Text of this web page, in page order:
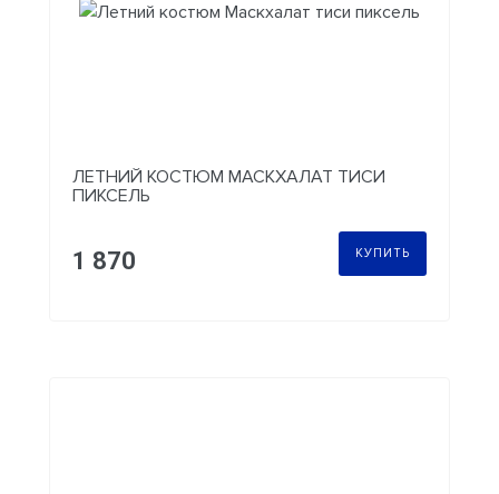
ЛЕТНИЙ КОСТЮМ МАСКХАЛАТ ТИСИ
ПИКСЕЛЬ
1 870 КУПИТЬ